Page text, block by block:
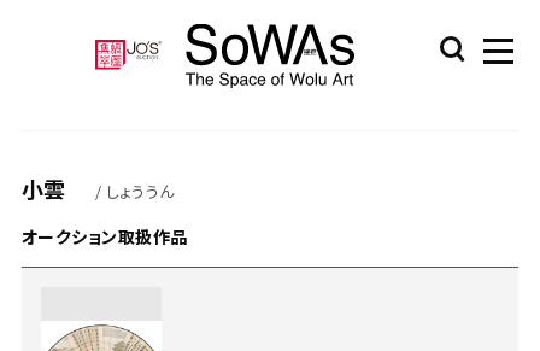
小雲 / しょううん
オークション取扱作品